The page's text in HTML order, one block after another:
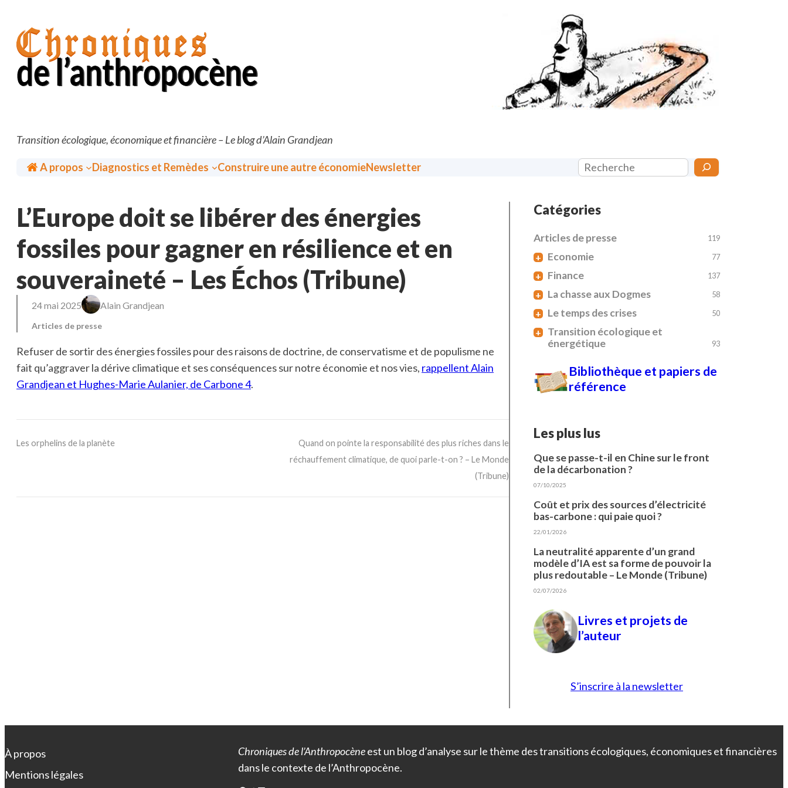
contenu
Transition écologique, économique et financière – Le blog d’Alain Grandjean
Accueil
A propos Diagnostics et Remèdes Construire une autre économieNewsletter Rechercher
L’Europe doit se libérer des énergies
fossiles pour gagner en résilience et en
souveraineté – Les Échos (Tribune)
24 mai 2025 Alain Grandjean
Articles de presse
Refuser de sortir des énergies fossiles pour des raisons de doctrine, de conservatisme et de populisme ne
fait qu’aggraver la dérive climatique et ses conséquences sur notre économie et nos vies, rappellent Alain
Grandjean et Hughes-Marie Aulanier, de Carbone 4.
Les orphelins de la planète
Quand on pointe la responsabilité des plus riches dans le
réchauffement climatique, de quoi parle-t-on ? – Le Monde
(Tribune)
Catégories
Articles de presse 119
+ Economie 77
+ Finance 137
+ La chasse aux Dogmes 58
+ Le temps des crises 50
+
Transition écologique et
énergétique
93
Bibliothèque et papiers de
référence
Les plus lus
Que se passe-t-il en Chine sur le front
de la décarbonation ?
07/10/2025
Coût et prix des sources d’électricité
bas-carbone : qui paie quoi ?
22/01/2026
La neutralité apparente d’un grand
modèle d’IA est sa forme de pouvoir la
plus redoutable – Le Monde (Tribune)
02/07/2026
Livres et projets de
l’auteur
S’inscrire à la newsletter
À propos
Mentions légales
Chroniques de l’Anthropocèneest un blog d’analyse sur le thème des transitions écologiques, économiques et financières
dans le contexte de l’Anthropocène.